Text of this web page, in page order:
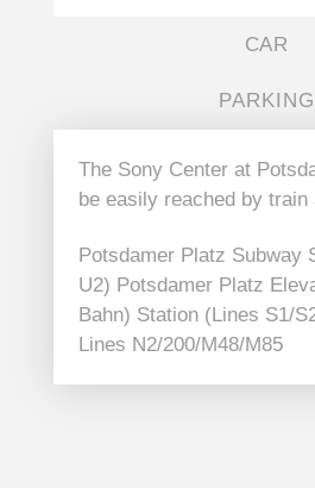
CAR
PARKING
The Sony Center at
be easily reached by train
Potsdamer Platz Subway
U2) Potsdamer Platz
Bahn) Station (Lines S1/
Lines N2/200/M48/M85